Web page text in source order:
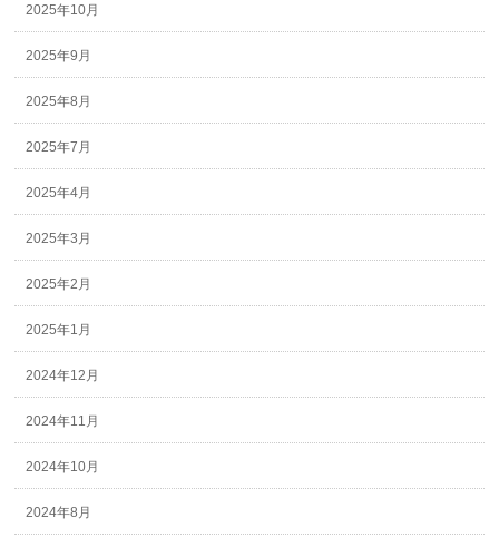
2025年10月
2025年9月
2025年8月
2025年7月
2025年4月
2025年3月
2025年2月
2025年1月
2024年12月
2024年11月
2024年10月
2024年8月